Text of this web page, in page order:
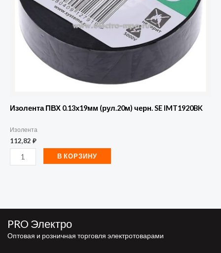
Изолента ПВХ 0.13х19мм (рул.20м) черн. SE IMT1920BK
Изолента
112,82 ₽
IMT1920BK
В КОРЗИНУ
PRO Электро
Оптовая и розничная торговля электротоварами